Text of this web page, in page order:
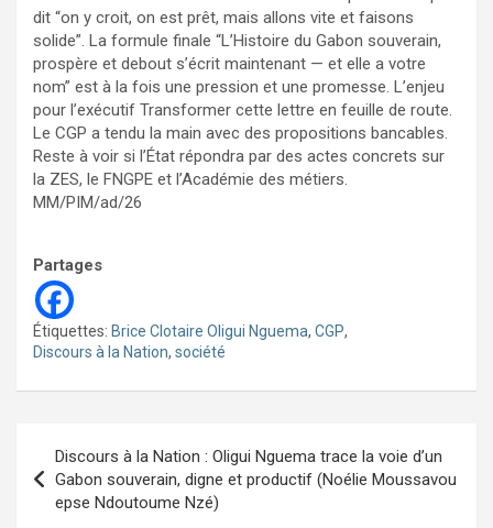
dit “on y croit, on est prêt, mais allons vite et faisons
solide”. La formule finale “L’Histoire du Gabon souverain,
prospère et debout s’écrit maintenant — et elle a votre
nom” est à la fois une pression et une promesse. L’enjeu
pour l’exécutif Transformer cette lettre en feuille de route.
Le CGP a tendu la main avec des propositions bancables.
Reste à voir si l’État répondra par des actes concrets sur
la ZES, le FNGPE et l’Académie des métiers.
MM/PIM/ad/26
Partages
Étiquettes: Brice Clotaire Oligui Nguema, CGP,
Discours à la Nation, société
de
l’article
Discours à la Nation : Oligui Nguema trace la voie d’un
Gabon souverain, digne et productif (Noélie Moussavou
epse Ndoutoume Nzé)